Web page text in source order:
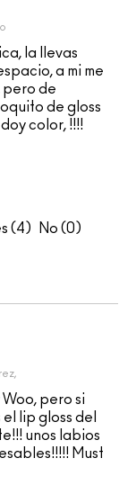
la llevas
a mi me
pero de
de gloss
color, !!!!
4 0
pero si
lip gloss del
unos labios
Must